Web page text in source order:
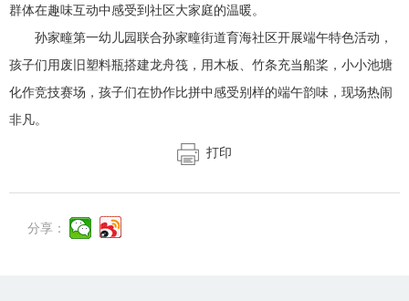
群体在趣味互动中感受到社区大家庭的温暖。
孙家疃第一幼儿园联合孙家疃街道育海社区开展端午特色活动，
孩子们用废旧塑料瓶搭建龙舟筏，用木板、竹条充当船桨，小小池塘
化作竞技赛场，孩子们在协作比拼中感受别样的端午韵味，现场热闹
非凡。
打印
分享：